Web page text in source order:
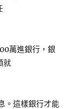
萬進銀行，銀
就
。這樣銀行才能